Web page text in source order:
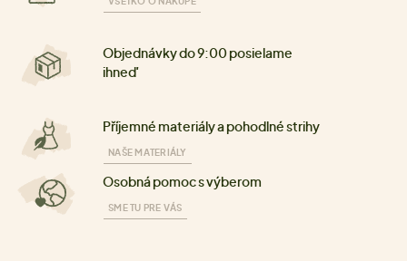
Objednávky do 9:00 posielame
ihneď
Příjemné materiály a pohodlné strihy
NAŠE MATERIÁLY
Osobná pomoc s výberom
SME TU PRE VÁS